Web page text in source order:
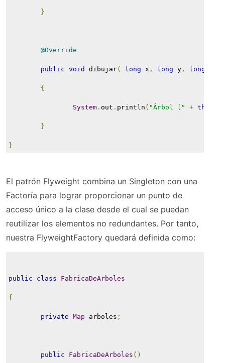
}
@Override
public void dibujar( long x , long y , long
{
System . out . println ( "Árbol [" + this
}
}
El patrón Flyweight combina un Singleton con una
Factoría para lograr proporcionar un punto de
acceso único a la clase desde el cual se puedan
reutilizar los elementos no redundantes. Por tanto,
nuestra FlyweightFactory quedará definida como:
public class FabricaDeArboles
{
private Map arboles ;
public FabricaDeArboles ()